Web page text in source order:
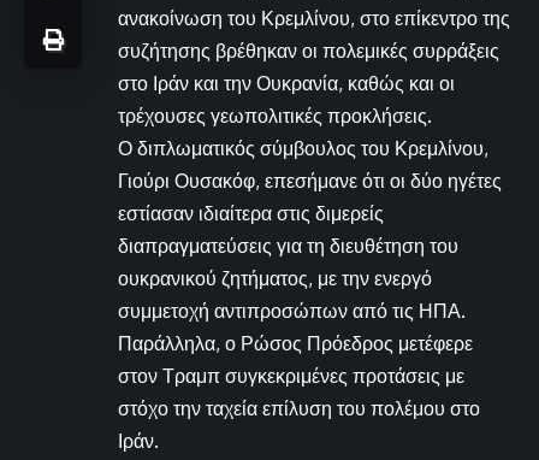
ανακοίνωση του Κρεμλίνου, στο επίκεντρο της
συζήτησης βρέθηκαν οι πολεμικές συρράξεις
στο Ιράν και την Ουκρανία, καθώς και οι
τρέχουσες γεωπολιτικές προκλήσεις.
Ο διπλωματικός σύμβουλος του Κρεμλίνου,
Γιούρι Ουσακόφ, επεσήμανε ότι οι δύο ηγέτες
εστίασαν ιδιαίτερα στις διμερείς
διαπραγματεύσεις για τη διευθέτηση του
ουκρανικού ζητήματος, με την ενεργό
συμμετοχή αντιπροσώπων από τις ΗΠΑ.
Παράλληλα, ο Ρώσος Πρόεδρος μετέφερε
στον Τραμπ συγκεκριμένες προτάσεις με
στόχο την ταχεία επίλυση του πολέμου στο
Ιράν.